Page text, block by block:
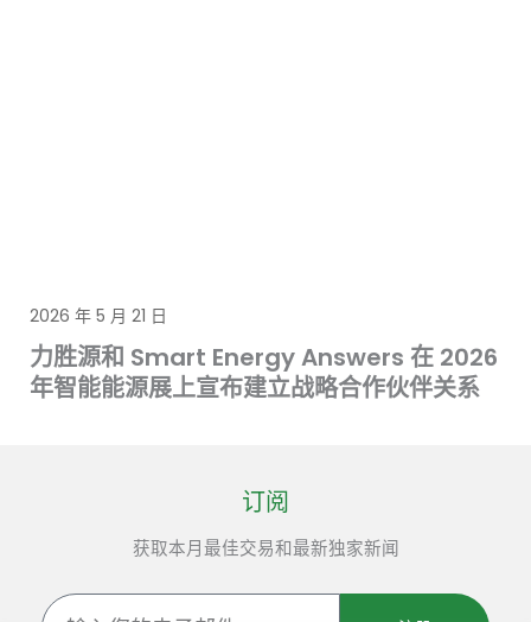
2026 年 5 月 21 日
力胜源和 Smart Energy Answers 在 2026
年智能能源展上宣布建立战略合作伙伴关系
订阅
获取本月最佳交易和最新独家新闻
输